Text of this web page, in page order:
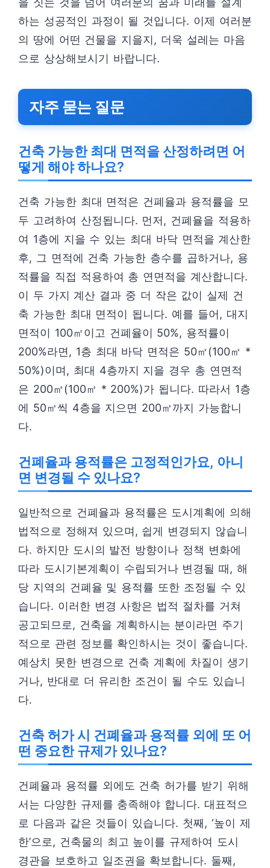
하는 성공적인 과정이 될 것입니다. 이제 여러분
의 땅에 어떤 건물을 지을지, 더욱 설레는 마음
으로 상상해보시기 바랍니다.
자주 묻는 질문
건축 가능한 최대 면적을 산정하려면 어
떻게 해야 하나요?
건축 가능한 최대 면적은 건폐율과 용적률을 모
두 고려하여 산정됩니다. 먼저, 건폐율을 적용하
여 1층에 지을 수 있는 최대 바닥 면적을 계산한
후, 그 면적에 건축 가능한 층수를 곱하거나, 용
적률을 직접 적용하여 총 연면적을 계산합니다.
이 두 가지 계산 결과 중 더 작은 값이 실제 건
축 가능한 최대 면적이 됩니다. 예를 들어, 대지
면적이 100㎡이고 건폐율이 50%, 용적률이
200%라면, 1층 최대 바닥 면적은 50㎡(100㎡ *
50%)이며, 최대 4층까지 지을 경우 총 연면적
은 200㎡(100㎡ * 200%)가 됩니다. 따라서 1층
에 50㎡씩 4층을 지으면 200㎡까지 가능합니
다.
건폐율과 용적률은 고정적인가요, 아니
면 변경될 수 있나요?
일반적으로 건폐율과 용적률은 도시계획에 의해
법적으로 정해져 있으며, 쉽게 변경되지 않습니
다. 하지만 도시의 발전 방향이나 정책 변화에
따라 도시기본계획이 수립되거나 변경될 때, 해
당 지역의 건폐율 및 용적률 또한 조정될 수 있
습니다. 이러한 변경 사항은 법적 절차를 거쳐
공고되므로, 건축을 계획하시는 분이라면 주기
적으로 관련 정보를 확인하시는 것이 좋습니다.
예상치 못한 변경으로 건축 계획에 차질이 생기
거나, 반대로 더 유리한 조건이 될 수도 있습니
다.
건축 허가 시 건폐율과 용적률 외에 또 어
떤 중요한 규제가 있나요?
건폐율과 용적률 외에도 건축 허가를 받기 위해
서는 다양한 규제를 충족해야 합니다. 대표적으
로 다음과 같은 것들이 있습니다. 첫째, ‘높이 제
한’으로, 건축물의 최고 높이를 규제하여 도시
경관을 보호하고 일조권을 확보합니다. 둘째,